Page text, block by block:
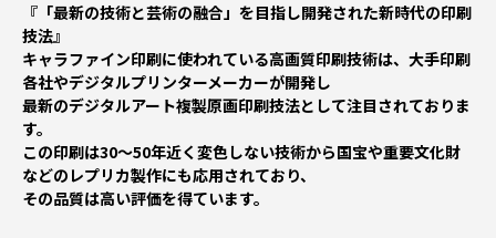
『「最新の技術と芸術の融合」を目指し開発された新時代の印刷
技法』
キャラファイン印刷に使われている高画質印刷技術は、大手印刷
各社やデジタルプリンターメーカーが開発し
最新のデジタルアート複製原画印刷技法として注目されておりま
す。
この印刷は30～50年近く変色しない技術から国宝や重要文化財
などのレプリカ製作にも応用されており、
その品質は高い評価を得ています。